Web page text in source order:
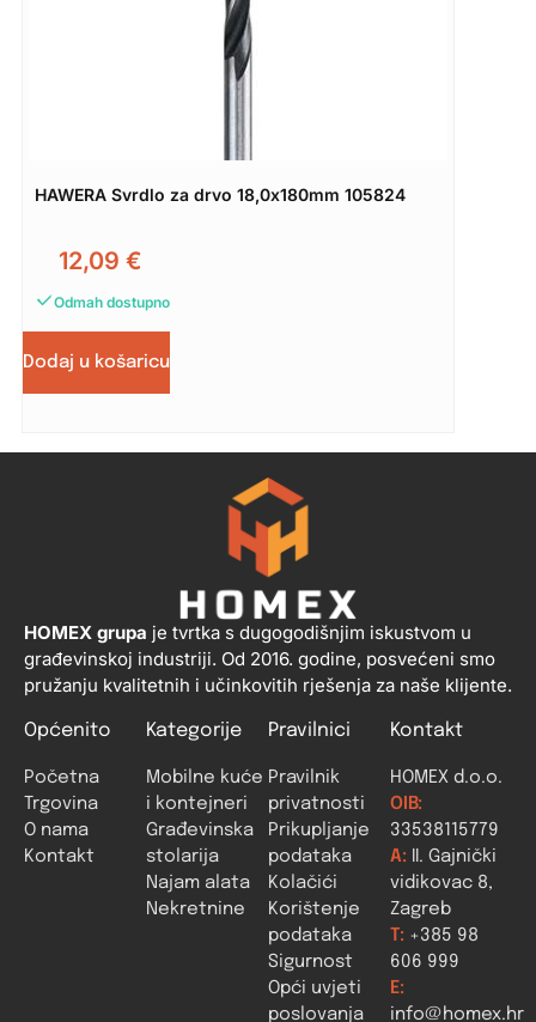
HAWERA Svrdlo za drvo 18,0x180mm 105824
12,09 €
Odmah dostupno
Dodaj u košaricu
HOMEX grupa je tvrtka s dugogodišnjim iskustvom u
građevinskoj industriji. Od 2016. godine, posvećeni smo
pružanju kvalitetnih i učinkovitih rješenja za naše klijente.
Općenito
Početna
Trgovina
O nama
Kontakt
Kategorije
Mobilne kuće
i kontejneri
Građevinska
stolarija
Najam alata
Nekretnine
Pravilnici
Pravilnik
privatnosti
Prikupljanje
podataka
Kolačići
Korištenje
podataka
Sigurnost
Opći uvjeti
poslovanja
Kontakt
HOMEX d.o.o.
OIB:
33538115779
A: II. Gajnički
vidikovac 8,
Zagreb
T: +385 98
606 999
E:
info@homex.hr